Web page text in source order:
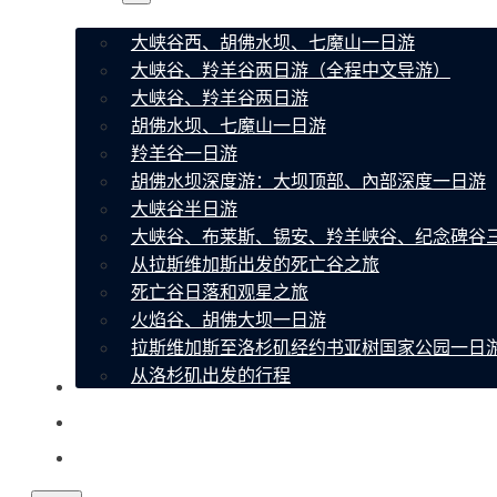
大峡谷西、胡佛水坝、七魔山一日游
大峡谷、羚羊谷两日游（全程中文导游）
大峡谷、羚羊谷两日游
胡佛水坝、七魔山一日游
羚羊谷一日游
胡佛水坝深度游：大坝顶部、內部深度一日游
大峡谷半日游
大峡谷、布莱斯、锡安、羚羊峡谷、纪念碑谷
从拉斯维加斯出发的死亡谷之旅
死亡谷日落和观星之旅
火焰谷、胡佛大坝一日游
拉斯维加斯至洛杉矶经约书亚树国家公园一日
从洛杉矶出发的行程
关于我们